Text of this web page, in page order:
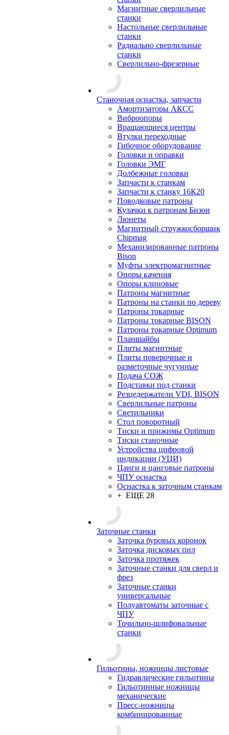
Магнитные сверлильные
станки
Настольные сверлильные
станки
Радиально сверлильные
станки
Сверлильно-фрезерные
Станочная оснастка, запчасти
Амортизаторы АКСС
Виброопоры
Вращающиеся центры
Втулки переходные
Гибочное оборудование
Головки и оправки
Головки ЭМГ
Долбежные головки
Запчасти к станкам
Запчасти к станку 16К20
Поводковые патроны
Кулачки к патронам Бизон
Люнеты
Магнитный стружкосборщик
Chipmag
Механизированные патроны
Bison
Муфты электромагнитные
Опоры качения
Опоры клиновые
Патроны магнитные
Патроны на станки по дереву
Патроны токарные
Патроны токарные BISON
Патроны токарные Optimum
Планшайбы
Плиты магнитные
Плиты поверочные и
разметочные чугунные
Подача СОЖ
Подставки под станки
Резцедержатели VDI, BISON
Сверлильные патроны
Светильники
Стол поворотный
Тиски и прижимы Optimum
Тиски станочные
Устройства цифровой
индикации (УЦИ)
Цанги и цанговые патроны
ЧПУ оснастка
Оснастка к заточным станкам
+ ЕЩЕ 28
Заточные станки
Заточка буровых коронок
Заточка дисковых пил
Заточка протяжек
Заточные станки для сверл и
фрез
Заточные станки
универсальные
Полуавтоматы заточные с
ЧПУ
Точильно-шлифовальные
станки
Гильотины, ножницы листовые
Гидравлические гильотины
Гильотинные ножницы
механические
Пресс-ножницы
комбинированные